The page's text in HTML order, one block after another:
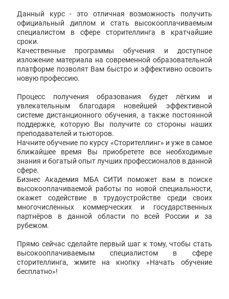
Данный курс - это отличная возможность получить
официальный диплом и стать высокооплачиваемым
специалистом в сфере сторителлинга в кратчайшие
сроки.
Качественные программы обучения и доступное
изложение материала на современной образовательной
платформе позволят Вам быстро и эффективно освоить
новую профессию.
Процесс получения образования будет лёгким и
увлекательным благодаря новейшей эффективной
системе дистанционного обучения, а также постоянной
поддержке, которую Вы получите со стороны наших
преподавателей и тьюторов.
Начните обучение по курсу «Сторителлинг» и уже в самое
ближайшее время Вы приобретете все необходимые
знания и богатый опыт лучших профессионалов в данной
сфере.
Бизнес Академия МБА СИТИ поможет вам в поиске
высокооплачиваемой работы по новой специальности,
окажет содействие в трудоустройстве среди своих
многочисленных коммерческих и государственных
партнёров в данной области по всей России и за
рубежом.
Прямо сейчас сделайте первый шаг к тому, чтобы стать
высокооплачиваемым специалистом в сфере
сторителлинга, жмите на кнопку «Начать обучение
бесплатно»!